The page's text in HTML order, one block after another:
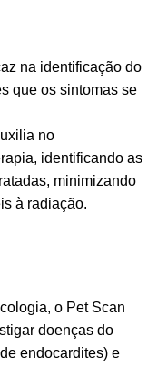
na identificação do
que os sintomas se
no
identificando as
minimizando
à radiação.
o Pet Scan
doenças do
endocardites) e